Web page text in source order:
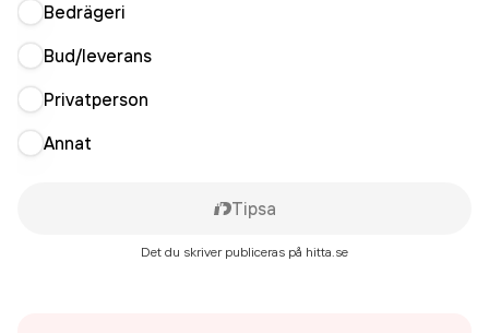
Bedrägeri
Bud/leverans
Privatperson
Annat
Tipsa
Det du skriver publiceras på hitta.se